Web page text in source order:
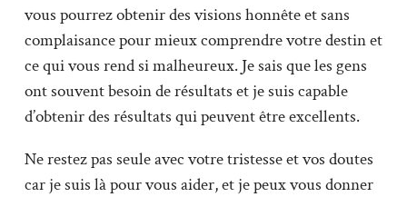
vous pourrez obtenir des visions honnête et sans
complaisance pour mieux comprendre votre destin et
ce qui vous rend si malheureux. Je sais que les gens
ont souvent besoin de résultats et je suis capable
d’obtenir des résultats qui peuvent être excellents.
Ne restez pas seule avec votre tristesse et vos doutes
car je suis là pour vous aider, et je peux vous donner